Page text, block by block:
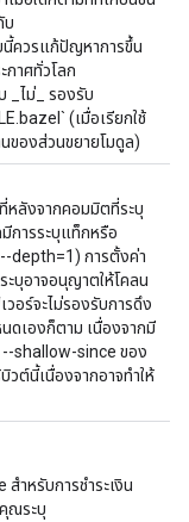
บ
ควรแก้ปัญหาการขึ้น
กาศทั่วโลก
_ไม่_ รองรับ
(เมื่อเรียกใช้
ของส่วนขยายโมดูล)
หลังจากคอมมิตที่ระบุ
การระบุแท็กหรือ
depth=1) การตั้งค่า
ะบุอาจอนุญาตให้โคลน
อร์จะไม่รองรับการดึง
เองก็ตาม เนื่องจากมี
--shallow-since ของ
วต์นี้เนื่องจากอาจทำให้
ำหรับการชำระเงิน
ณระบุ